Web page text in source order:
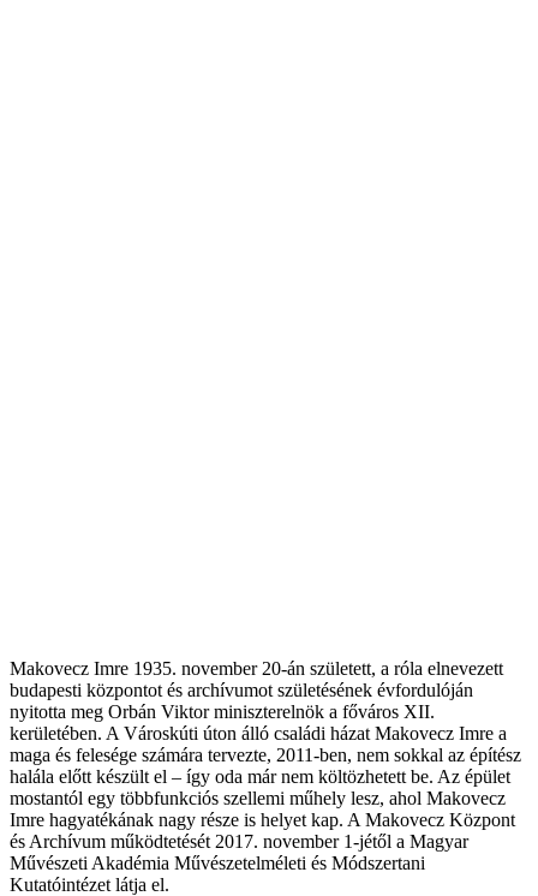
Makovecz Imre 1935. november 20-án született, a róla elnevezett
budapesti központot és archívumot születésének évfordulóján
nyitotta meg Orbán Viktor miniszterelnök a főváros XII.
kerületében. A Városkúti úton álló családi házat Makovecz Imre a
maga és felesége számára tervezte, 2011-ben, nem sokkal az építész
halála előtt készült el – így oda már nem költözhetett be. Az épület
mostantól egy többfunkciós szellemi műhely lesz, ahol Makovecz
Imre hagyatékának nagy része is helyet kap. A Makovecz Központ
és Archívum működtetését 2017. november 1-jétől a Magyar
Művészeti Akadémia Művészetelméleti és Módszertani
Kutatóintézet látja el.